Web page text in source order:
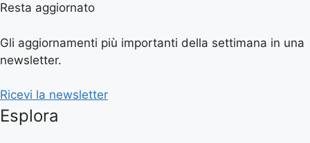
Resta aggiornato
Gli aggiornamenti più importanti della settimana in una
newsletter.
Ricevi la newsletter
Esplora